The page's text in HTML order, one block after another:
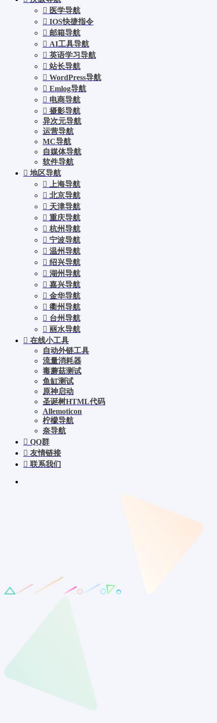
医学导航
IOS快捷指令
邮箱导航
AI工具导航
英语学习导航
站长导航
WordPress导航
Emlog导航
电商导航
摄影导航
异次元导航
运营导航
MC导航
自媒体导航
软件导航
地区导航
上海导航
北京导航
天津导航
重庆导航
杭州导航
宁波导航
温州导航
绍兴导航
湖州导航
嘉兴导航
金华导航
衢州导航
台州导航
丽水导航
在线小工具
自动外链工具
流量消耗器
毒蘑菇测试
鱼缸测试
原神启动
圣诞树HTML代码
Allemoticon
柠檬导航
奈导航
QQ群
友情链接
联系我们